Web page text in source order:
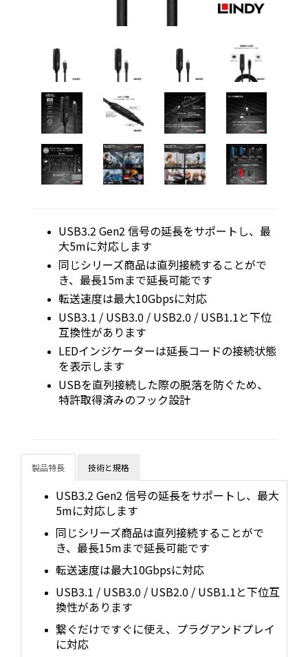
USB3.2 Gen2 信号の延長をサポートし、最
大5mに対応します
同じシリーズ商品は直列接続することがで
き、最長15mまで延長可能です
転送速度は最大10Gbpsに対応
USB3.1 / USB3.0 / USB2.0 / USB1.1と下位
互換性があります
LEDインジケーターは延長コードの接続状態
を表示します
USBを直列接続した際の脱落を防ぐため、
特許取得済みのフック設計
製品特長 技術と規格
USB3.2 Gen2 信号の延長をサポートし、最大
5mに対応します
同じシリーズ商品は直列接続することがで
き、最長15mまで延長可能です
転送速度は最大10Gbpsに対応
USB3.1 / USB3.0 / USB2.0 / USB1.1と下位互
換性があります
繋ぐだけですぐに使え、プラグアンドプレイ
に対応